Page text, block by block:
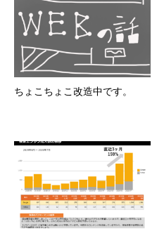
ちょこちょこ改造中です。